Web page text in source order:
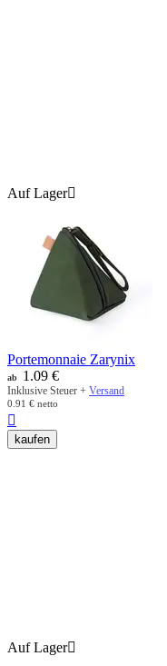
Auf Lager
Portemonnaie Zarynix
ab 1.09 €
Inklusive Steuer + Versand
0.91 € netto

kaufen
Auf Lager